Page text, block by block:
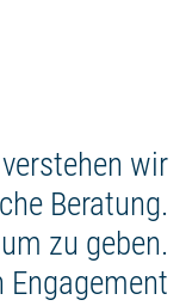
wir
Beratung.
zu geben.
Engagement